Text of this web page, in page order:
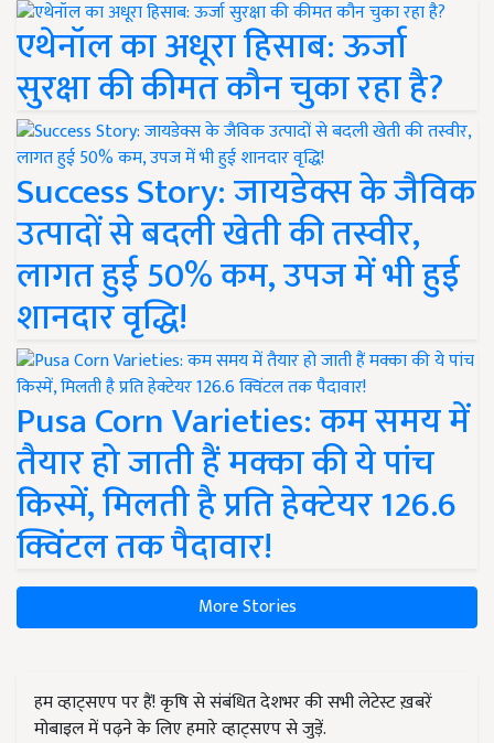
एथेनॉल का अधूरा हिसाब: ऊर्जा
सुरक्षा की कीमत कौन चुका रहा है?
Success Story: जायडेक्स के जैविक
उत्पादों से बदली खेती की तस्वीर,
लागत हुई 50% कम, उपज में भी हुई
शानदार वृद्धि!
Pusa Corn Varieties: कम समय में
तैयार हो जाती हैं मक्का की ये पांच
किस्में, मिलती है प्रति हेक्टेयर 126.6
क्विंटल तक पैदावार!
More Stories
हम व्हाट्सएप पर हैं! कृषि से संबंधित देशभर की सभी लेटेस्ट ख़बरें
मोबाइल में पढ़ने के लिए हमारे व्हाट्सएप से जुड़ें.